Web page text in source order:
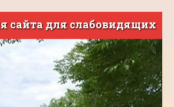
сайта для слабовидящих